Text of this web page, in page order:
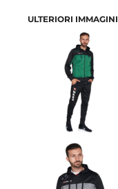
ULTERIORI IMMAGINI